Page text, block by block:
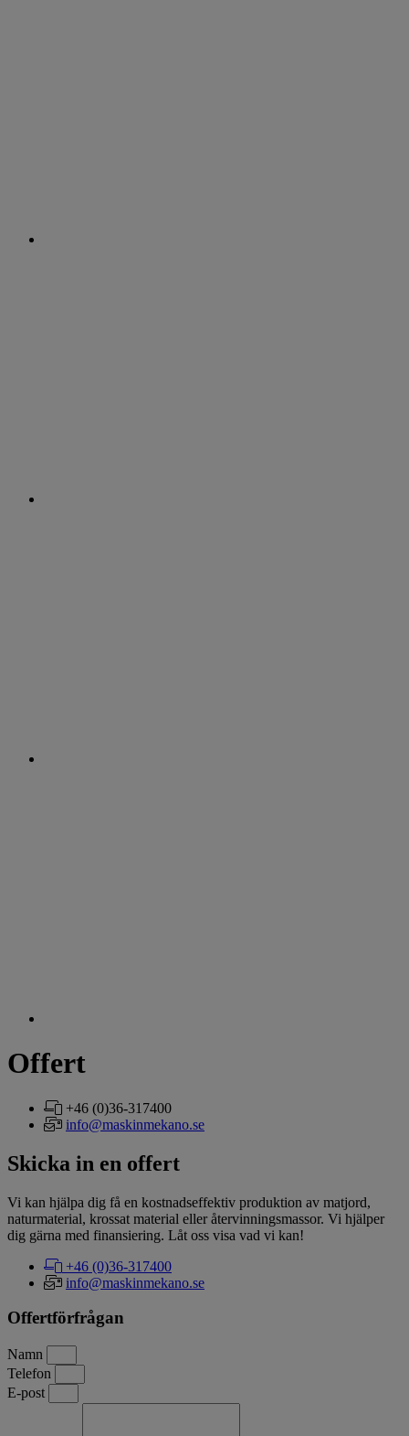
Offert
+46 (0)36-317400
info@maskinmekano.se
Skicka in en offert
Vi kan hjälpa dig få en kostnadseffektiv produktion av matjord,
naturmaterial, krossat material eller återvinningsmassor. Vi hjälper
dig gärna med finansiering. Låt oss visa vad vi kan!
+46 (0)36-317400
info@maskinmekano.se
Offertförfrågan
Namn
Telefon
E-post